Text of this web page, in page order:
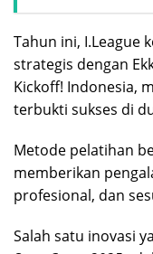
Tahun ini, I.League
strategis dengan
Kickoff! Indonesia,
terbukti sukses di
Metode pelatihan
memberikan
profesional, dan
Salah satu inovasi